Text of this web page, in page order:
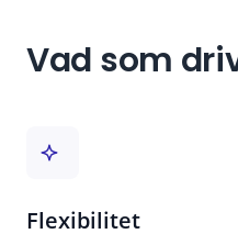
Vad som
Flexibilitet